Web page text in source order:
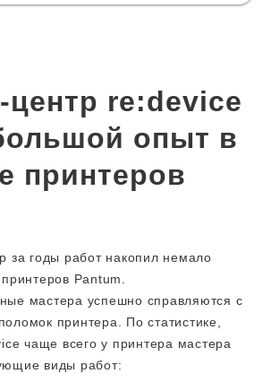
центр re:device
опыт в
принтеров
за годы работ накопил немало
Pantum.
мастера успешно справляются с
принтера. По статистике,
чаще всего у принтера мастера
виды работ: